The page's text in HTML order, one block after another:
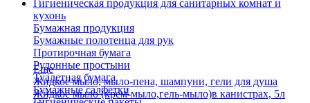
Гигиеническая продукция для санитарных комнат и
кухонь
Бумажная продукция
Бумажные полотенца для рук
Протирочная бумага
Рулонные простыни
Туалетная бумага
Бумажные салфетки
Еще
Жидкое мыло, мыло-пена, шампуни, гели для душа
Жидкое мыло (крем-мыло,гель-мыло)в канистрах, 5л